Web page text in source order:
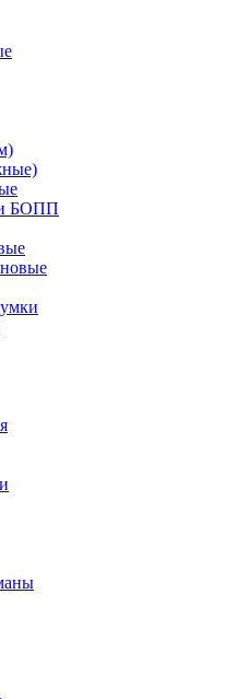
БОПП